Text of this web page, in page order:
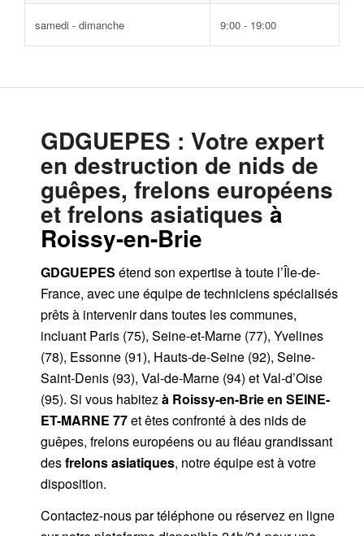
samedi - dimanche 9:00 - 19:00
GDGUEPES : Votre expert
en destruction de nids de
guêpes, frelons européens
et frelons asiatiquesà
Roissy-en-Brie
GDGUEPES étend son expertise à toute l’Île-de-
France, avec une équipe de techniciens spécialisés
prêts à intervenir dans toutes les communes,
incluant Paris (75), Seine-et-Marne (77), Yvelines
(78), Essonne (91), Hauts-de-Seine (92), Seine-
Saint-Denis (93), Val-de-Marne (94) et Val-d’Oise
(95). Si vous habitez à Roissy-en-Brieen SEINE-
ET-MARNE 77et êtes confronté à des nids de
guêpes, frelons européens ou au fléau grandissant
desfrelons asiatiques, notre équipe est à votre
disposition.
Contactez-nous partéléphoneou réservez en ligne